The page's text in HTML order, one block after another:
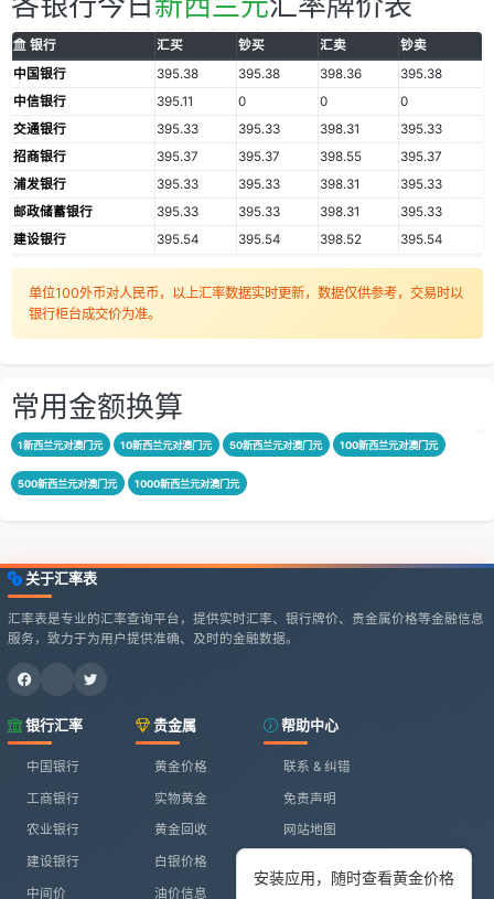
安装应用，随时查看黄金价格
银行 汇买 钞买 汇卖
钞卖
中国银行
395.38 395.38 398.36
395.38
中信银行
395.11 0 0
0
交通银行
395.33 395.33 398.31
395.33
招商银行
395.37 395.37 398.55
395.37
浦发银行
395.33 395.33 398.31
395.33
邮政储蓄银行
395.33 395.33 398.31
395.33
建设银行
395.54 395.54 398.52 395.54
单位100外币对人民币，以上汇率数据实时更新，数据仅供参考，交易时以
银行柜台成交价为准。
常用金额换算
1新西兰元对澳门元 10新西兰元对澳门元 50新西兰元对澳门元 100新西兰元对澳门元
500新西兰元对澳门元 1000新西兰元对澳门元
关于汇率表
汇率表是专业的汇率查询平台，提供实时汇率、银行牌价、贵金属价格等金融信息
服务，致力于为用户提供准确、及时的金融数据。
银行汇率
中国银行
工商银行
农业银行
建设银行
中间价
贵金属
黄金价格
实物黄金
黄金回收
白银价格
油价信息
帮助中心
联系 & 纠错
免责声明
网站地图